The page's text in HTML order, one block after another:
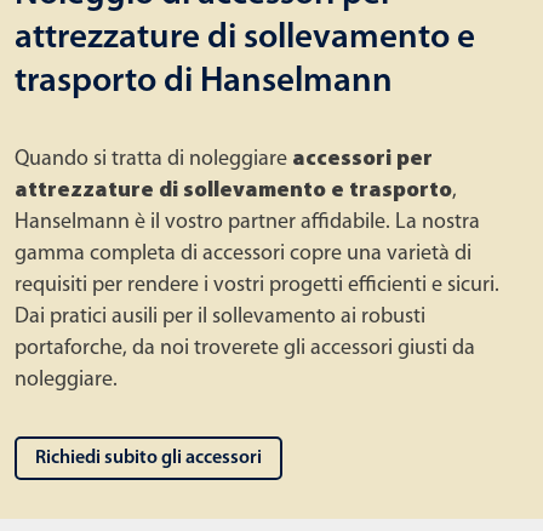
attrezzature di sollevamento e
trasporto di Hanselmann
Quando si tratta di noleggiare accessori per
attrezzature di sollevamento e trasporto,
Hanselmann è il vostro partner affidabile. La nostra
gamma completa di accessori copre una varietà di
requisiti per rendere i vostri progetti efficienti e sicuri.
Dai pratici ausili per il sollevamento ai robusti
portaforche, da noi troverete gli accessori giusti da
noleggiare.
Richiedi subito gli accessori